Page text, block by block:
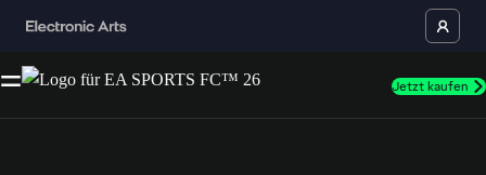
Jetzt kaufen